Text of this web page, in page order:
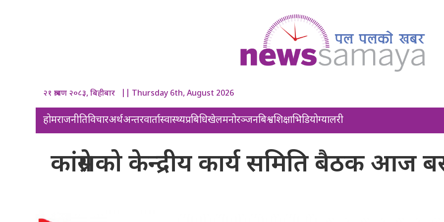
२१ श्रावण २०८३, बिहीबार || Thursday 6th, August 2026
होमराजनीतिविचारअर्थअन्तरवार्तास्वास्थ्यप्रबिधिखेलमनोरञ्जनबिश्वशिक्षाभिडियोग्यालरी
कांग्रेसको केन्द्रीय कार्य समिति बैठक आज